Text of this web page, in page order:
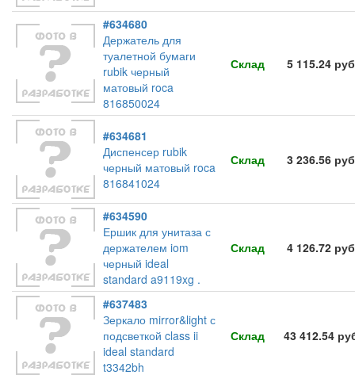
#634680
Держатель для
туалетной бумаги
rubik черный
матовый roca
816850024
Склад 5 115.24 руб
#634681
Диспенсер rubik
черный матовый roca
816841024
Склад 3 236.56 руб
#634590
Ершик для унитаза с
держателем iom
черный ideal
standard a9119xg .
Склад 4 126.72 руб
#637483
Зеркало mirror&light с
подсветкой class ii
ideal standard
t3342bh
Склад 43 412.54